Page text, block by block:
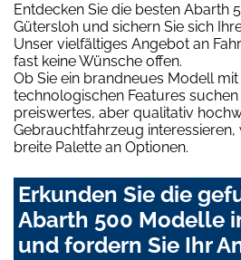
Entdecken Sie die besten Abarth
Gütersloh und sichern Sie sich
Unser vielfältiges Angebot an
fast keine Wünsche offen.
Ob Sie ein brandneues Modell
technologischen Features
preiswertes, aber qualitativ
Gebrauchtfahrzeug interessieren,
breite Palette an Optionen.
Erkunden Sie die
Abarth 500 Modelle
und fordern Sie Ihr